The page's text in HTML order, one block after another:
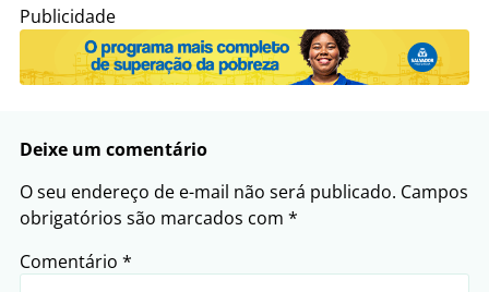
Publicidade
Deixe um comentário
O seu endereço de e-mail não será publicado. Campos
obrigatórios são marcados com *
Comentário *